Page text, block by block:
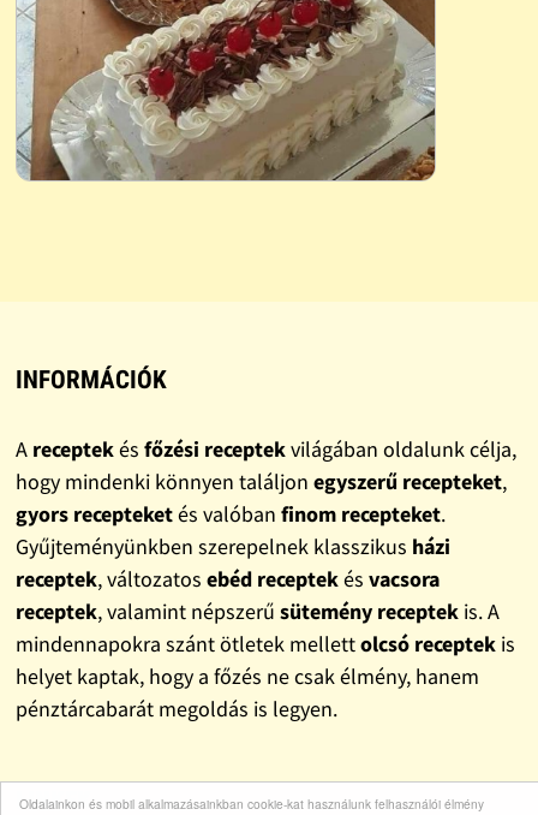
Oldalainkon és mobil alkalmazásainkban cookie-kat használunk felhasználói élmény
INFORMÁCIÓK
A receptekés főzési receptekvilágában oldalunk célja,
hogy mindenki könnyen találjon egyszerű recepteket,
gyors recepteketés valóban finom recepteket.
Gyűjteményünkben szerepelnek klasszikus házi
receptek, változatos ebéd receptekés vacsora
receptek, valamint népszerű sütemény receptekis. A
mindennapokra szánt ötletek mellettolcsó receptekis
helyet kaptak, hogy a főzés ne csak élmény, hanem
pénztárcabarát megoldás is legyen.
LINKEK